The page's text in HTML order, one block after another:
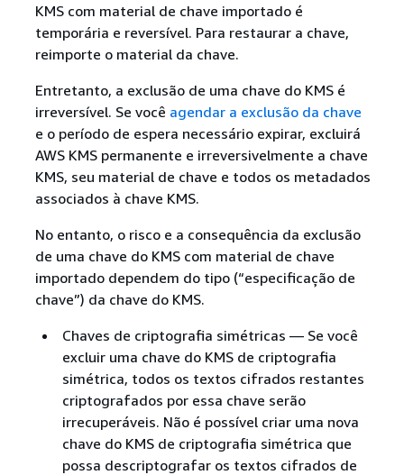
KMS com material de chave importado é
temporária e reversível. Para restaurar a chave,
reimporte o material da chave.
Entretanto, a exclusão de uma chave do KMS é
irreversível. Se você agendar a exclusão da chave
e o período de espera necessário expirar, excluirá
AWS KMS permanente e irreversivelmente a chave
KMS, seu material de chave e todos os metadados
associados à chave KMS.
No entanto, o risco e a consequência da exclusão
de uma chave do KMS com material de chave
importado dependem do tipo (“especificação de
chave”) da chave do KMS.
Chaves de criptografia simétricas — Se você
excluir uma chave do KMS de criptografia
simétrica, todos os textos cifrados restantes
criptografados por essa chave serão
irrecuperáveis. Não é possível criar uma nova
chave do KMS de criptografia simétrica que
possa descriptografar os textos cifrados de